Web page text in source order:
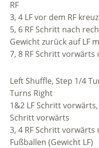
RF
3, 4 LF vor dem RF
5, 6 RF Schritt nach
Gewicht zurück auf LF
7, 8 RF Schritt
Left Shuffle, Step 1/4
Turns Right
1&2 LF Schritt vorwärts,
Schritt vorwärts
3, 4 RF Schritt
Fußballen (Gewicht LF)